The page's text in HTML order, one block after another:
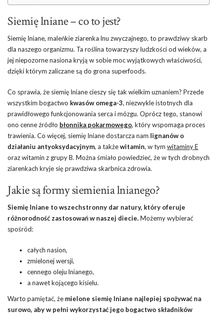
Siemię lniane – co to jest?
Siemię lniane, maleńkie ziarenka lnu zwyczajnego, to prawdziwy skarb
dla naszego organizmu. Ta roślina towarzyszy ludzkości od wieków, a
jej niepozorne nasiona kryją w sobie moc wyjątkowych właściwości,
dzięki którym zaliczane są do grona superfoods.
Co sprawia, że siemię lniane cieszy się tak wielkim uznaniem? Przede
wszystkim bogactwo kwasów omega-3, niezwykle istotnych dla
prawidłowego funkcjonowania serca i mózgu. Oprócz tego, stanowi
ono cenne źródło błonnika pokarmowego, który wspomaga proces
trawienia. Co więcej, siemię lniane dostarcza nam lignanów o
działaniu antyoksydacyjnym, a takżewitamin, w tym witaminy E
oraz witamin z grupy B. Można śmiało powiedzieć, że w tych drobnych
ziarenkach kryje się prawdziwa skarbnica zdrowia.
Jakie są formy siemienia lnianego?
Siemię lniane to wszechstronny dar natury, który oferuje
różnorodność zastosowań w naszej diecie.Możemy wybierać
spośród:
całych nasion,
zmielonej wersji,
cennego oleju lnianego,
a nawet kojącego kisielu.
Warto pamiętać, że mielone siemię lniane najlepiej spożywać na
surowo, aby w pełni wykorzystać jego bogactwo składników